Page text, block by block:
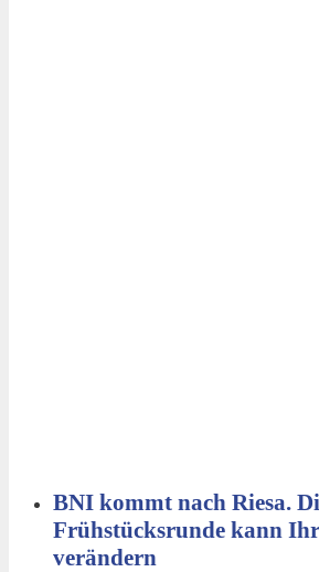
BNI kommt nach Riesa.
Frühstücksrunde kann Ihr
verändern